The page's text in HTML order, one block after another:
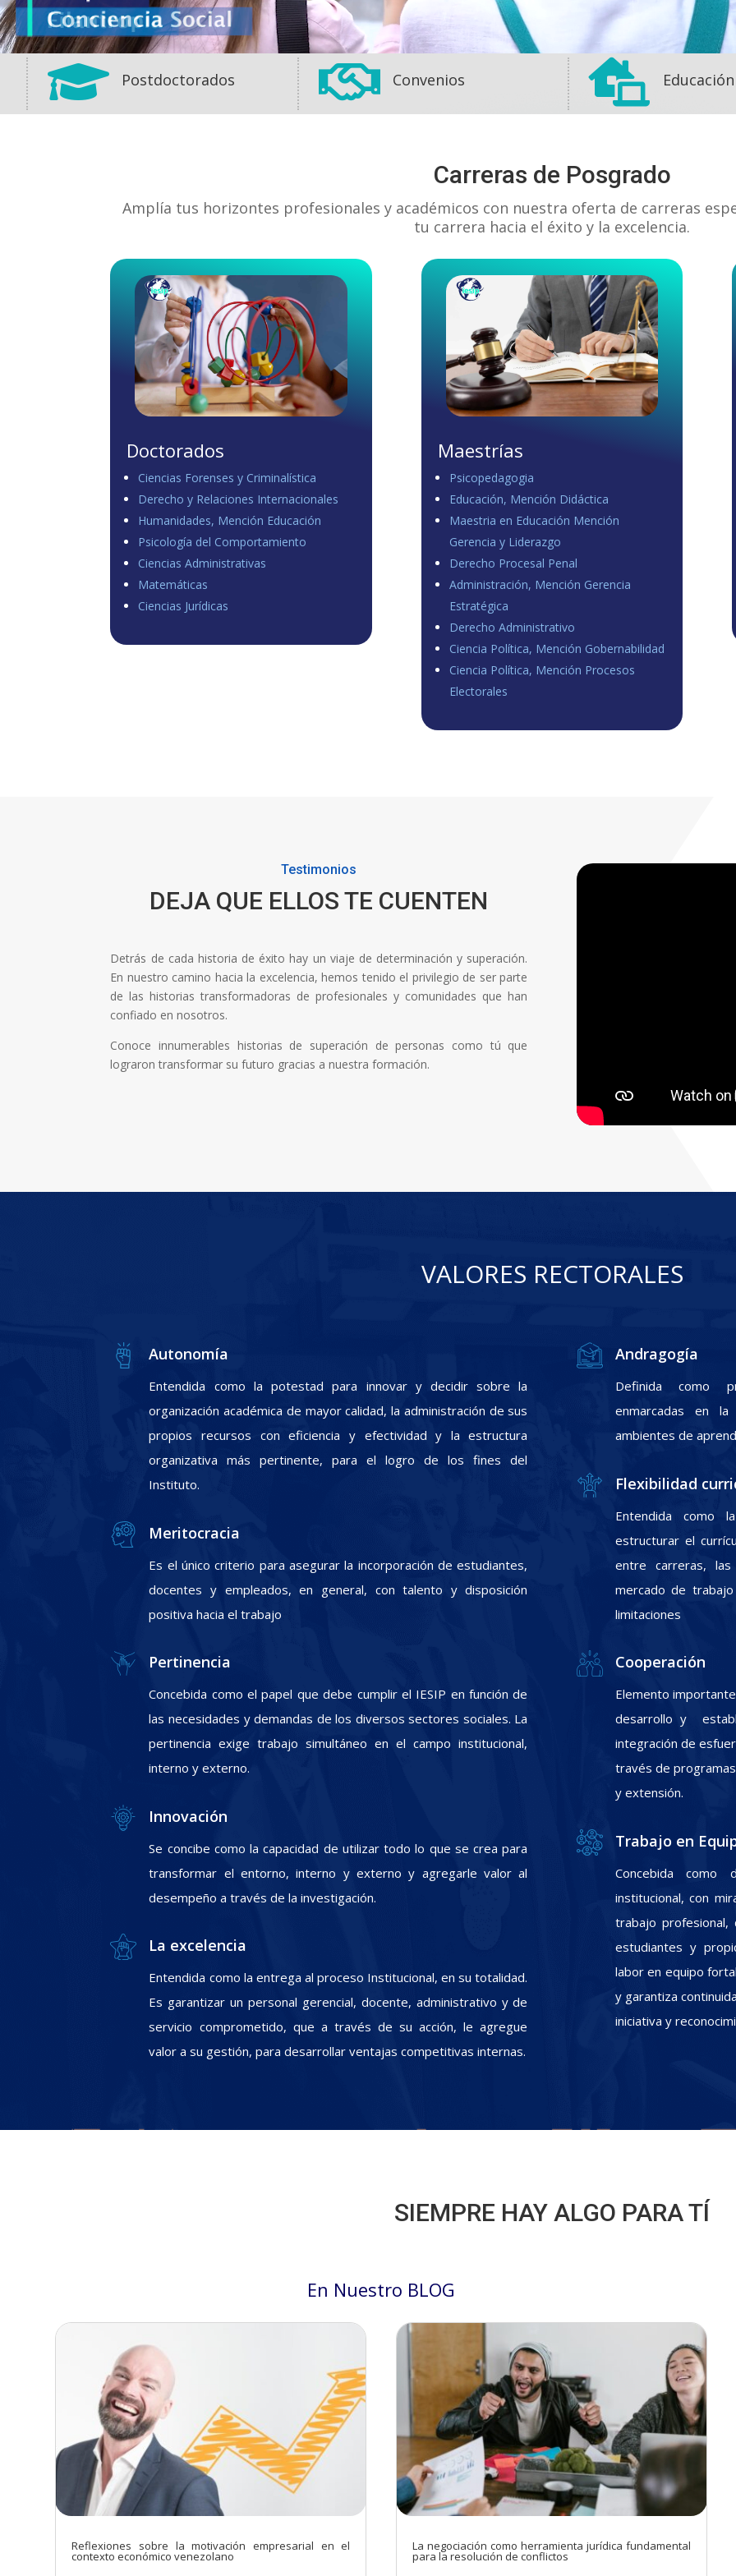
 Postdoctorados  Convenios 
Carreras de Posgrado
Amplía tus horizontes profesionales y académicos con nuestra oferta de carreras
tu carrera hacia el éxito y la excelencia.
Doctorados
Ciencias Forenses y Criminalística
Derecho y Relaciones Internacionales
Humanidades, Mención Educación
Psicología del Comportamiento
Ciencias Administrativas
Matemáticas
Ciencias Jurídicas
Maestrías
Psicopedagogia
Educación, Mención Didáctica
Maestria en Educación Mención
Gerencia y Liderazgo
Derecho Procesal Penal
Administración, Mención Gerencia
Estratégica
Derecho Administrativo
Ciencia Política, Mención Gobernabilidad
Ciencia Política, Mención Procesos
Electorales
Testimonios
DEJA QUE ELLOS TE CUENTEN
Detrás de cada historia de éxito hay un viaje de determinación y superación.
En nuestro camino hacia la excelencia, hemos tenido el privilegio de ser parte
de las historias transformadoras de profesionales y comunidades que han
confiado en nosotros.
Conoce innumerables historias de superación de personas como tú que
lograron transformar su futuro gracias a nuestra formación.
VALORES RECTORALES
Autonomía
Entendida como la potestad para innovar y decidir sobre la
organización académica de mayor calidad, la administración de sus
propios recursos con eficiencia y efectividad y la estructura
organizativa más pertinente, para el logro de los fines del
Instituto.
Meritocracia
Es el único criterio para asegurar la incorporación de estudiantes,
docentes y empleados, en general, con talento y disposición
positiva hacia el trabajo
Pertinencia
Concebida como el papel que debe cumplir el IESIP en función de
las necesidades y demandas de los diversos sectores sociales. La
pertinencia exige trabajo simultáneo en el campo institucional,
interno y externo.
Innovación
Se concibe como la capacidad de utilizar todo lo que se crea para
transformar el entorno, interno y externo y agregarle valor al
desempeño a través de la investigación.
La excelencia
Entendida como la entrega al proceso Institucional, en su totalidad.
Es garantizar un personal gerencial, docente, administrativo y de
servicio comprometido, que a través de su acción, le agregue
valor a su gestión, para desarrollar ventajas competitivas internas.
Andragogía
Definida como
enmarcadas en
ambientes de
Flexibilidad
Entendida como
estructurar el
entre carreras,
mercado de
limitaciones
Cooperación
Elemento
desarrollo y
integración de
través de
y extensión.
Trabajo en
Concebida como
institucional, con
trabajo
estudiantes y
labor en equipo
y garantiza
iniciativa y
SIEMPRE HAY ALGO PARA TÍ
En Nuestro BLOG
Reflexiones sobre la motivación empresarial en el
contexto económico venezolano
La negociación como herramienta jurídica fundamental
para la resolución de conflictos